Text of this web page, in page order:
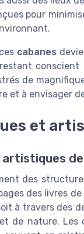
pour
cabanes
conscient
de
et à envisager
et
des
des livres
à travers des
de nature.